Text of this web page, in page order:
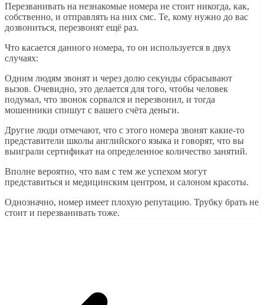
Перезванивать на незнакомые номера не стоит никогда, как,
собственно, и отправлять на них смс. Те, кому нужно до вас
дозвониться, перезвонят ещё раз.
Что касается данного номера, то он используется в двух
случаях:
Одним людям звонят и через долю секунды сбрасывают
вызов. Очевидно, это делается для того, чтобы человек
подумал, что звонок сорвался и перезвонил, и тогда
мошенники спишут с вашего счёта деньги.
Другие люди отмечают, что с этого номера звонят какие-то
представители школы английского языка и говорят, что вы
выиграли сертификат на определенное количество занятий.
Вполне вероятно, что вам с тем же успехом могут
представиться и медицинским центром, и салоном красоты.
Однозначно, номер имеет плохую репутацию. Трубку брать не
стоит и перезванивать тоже.